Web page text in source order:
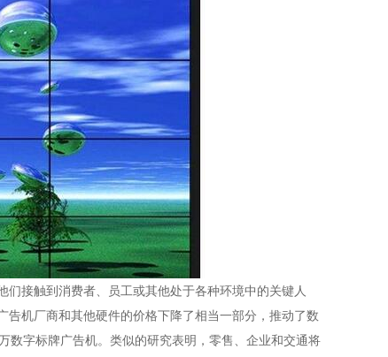
接触到消费者、员工或其他处于各种环境中的关键人
机厂商和其他硬件的价格下降了相当一部分，推动了数
数字标牌广告机。类似的研究表明，零售、企业和交通将